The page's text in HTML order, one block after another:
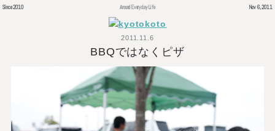
Since 2010 Around Everyday Life Nov 6, 2011
2011.11.6
BBQではなくピザ